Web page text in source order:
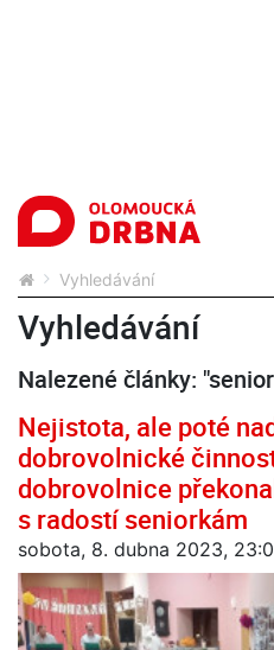
Vyhledávání
Vyhledávání
Nalezené články:
Nejistota, ale poté
dobrovolnické
dobrovolnice
s radostí seniorkám
sobota, 8. dubna 2023,